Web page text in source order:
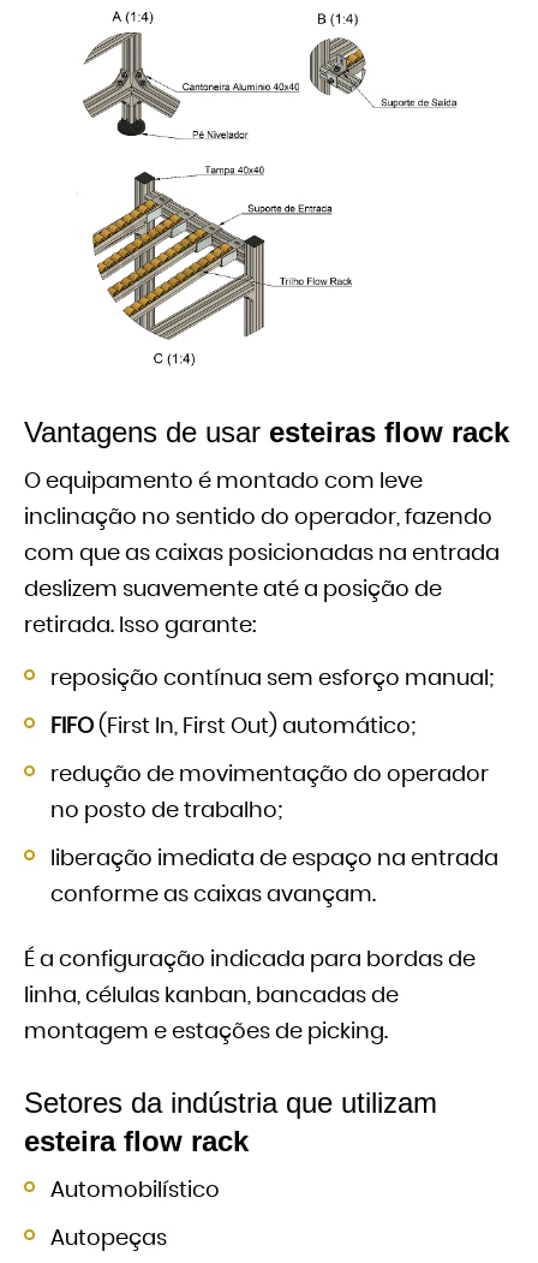
Vantagens de usar esteiras flow rack
O equipamento é montado com leve
inclinação no sentido do operador, fazendo
com que as caixas posicionadas na entrada
deslizem suavemente até a posição de
retirada. Isso garante:
reposição contínua sem esforço manual;
FIFO (First In, First Out) automático;
redução de movimentação do operador
no posto de trabalho;
liberação imediata de espaço na entrada
conforme as caixas avançam.
É a configuração indicada para bordas de
linha, células kanban, bancadas de
montagem e estações de picking.
Setores da indústria que utilizam
esteira flow rack
Automobilístico
Autopeças